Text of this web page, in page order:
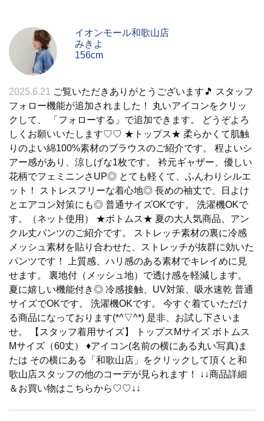
イオンモール和歌山店
みきよ
156cm
2025.6.21
ご覧いただきありがとうございます🎵 スタッフ
フォロー機能が追加されました！ 丸いアイコンをクリッ
クして、 「フォローする」で追加できます。 どうぞよろ
しくお願いいたします♡♡ ★トップス★ 柔らかくて肌触
りのよい綿100%素材のブラウスのご紹介です。 程よいシ
アー感があり、涼しげな1枚です。 衿元ギャザー、優しい
花柄でフェミニンさUP◎ とても軽くて、ふんわりシルエ
ット！ ストレスフリーな着心地◎ 長めの袖丈で、日よけ
とエアコン対策にも◎ 普通サイズOKです。 洗濯機OKで
す。（ネット使用） ★ボトムス★ 夏の大人気商品、アン
クル丈パンツのご紹介です。 ストレッチ素材の裏に冷感
メッシュ素材を貼り合わせた、ストレッチが抜群に効いた
パンツです！ 上質感、ハリ感のある素材でキレイめに見
せます。 裏地付（メッシュ地）で透け感を軽減します。
夏に嬉しい機能付き◎ 冷感接触、UV対策、吸水速乾 普通
サイズでOKです。 洗濯機OKです。 今すぐ着ていただけ
る商品になっております(*^▽^*) 是非、お試し下さいま
せ。 【スタッフ着用サイズ】 トップスMサイズ ボトムス
Mサイズ（60丈） ♦アイコン(名前の横にある丸い写真)ま
たは その横にある「和歌山店」をクリックして頂くと和
歌山店スタッフの他のコーデが見られます！ ↓↓商品詳細
＆お買い物はこちらから♡♡↓↓